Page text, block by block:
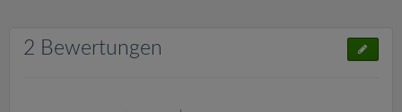
2 Bewertungen